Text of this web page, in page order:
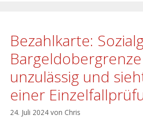
Bezahlkarte:
unzulässig und
einer
24. Juli 2024 von Chris